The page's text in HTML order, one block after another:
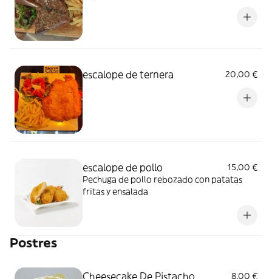
escalope de ternera 20,00 €
escalope de pollo
15,00 €
Pechuga de pollo rebozado con patatas
fritas y ensalada
Postres
Cheesecake De Pistacho 8,00 €